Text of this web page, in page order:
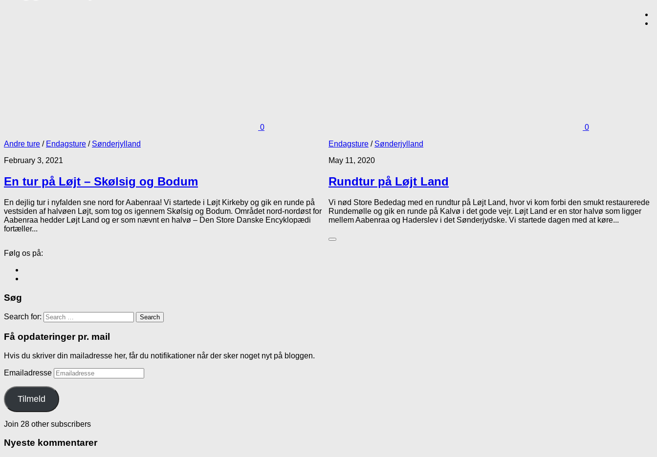
0
Andre ture / Endagsture / Sønderjylland
February 3, 2021
En tur på Løjt – Skølsig og Bodum
En dejlig tur i nyfalden sne nord for Aabenraa! Vi startede i Løjt Kirkeby og gik en runde på
vestsiden af halvøen Løjt, som tog os igennem Skølsig og Bodum. Området nord-nordøst for
Aabenraa hedder Løjt Land og er som nævnt en halvø – Den Store Danske Encyklopædi
fortæller...
0
Endagsture / Sønderjylland
May 11, 2020
Rundtur på Løjt Land
Vi nød Store Bededag med en rundtur på Løjt Land, hvor vi kom forbi den smukt restaurerede
Rundemølle og gik en runde på Kalvø i det gode vejr. Løjt Land er en stor halvø som ligger
mellem Aabenraa og Haderslev i det Sønderjydske. Vi startede dagen med at køre...
Følg os på:
Søg
Search for:
Få opdateringer pr. mail
Hvis du skriver din mailadresse her, får du notifikationer når der sker noget nyt på bloggen.
Emailadresse
Tilmeld
Join 28 other subscribers
Nyeste kommentarer